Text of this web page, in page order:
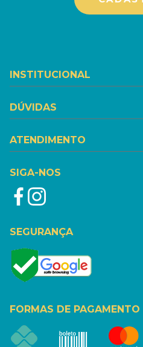
INSTITUCIONAL
DÚVIDAS
ATENDIMENTO
SIGA-NOS
SEGURANÇA
FORMAS DE PAGAMENTO